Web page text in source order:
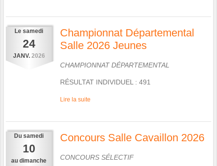
Le samedi
24
JANV. 2026
Championnat Départemental
Salle 2026 Jeunes
CHAMPIONNAT DÉPARTEMENTAL
RÉSULTAT INDIVIDUEL : 491
Lire la suite
Du samedi
10
au dimanche
Concours Salle Cavaillon 2026
CONCOURS SÉLECTIF